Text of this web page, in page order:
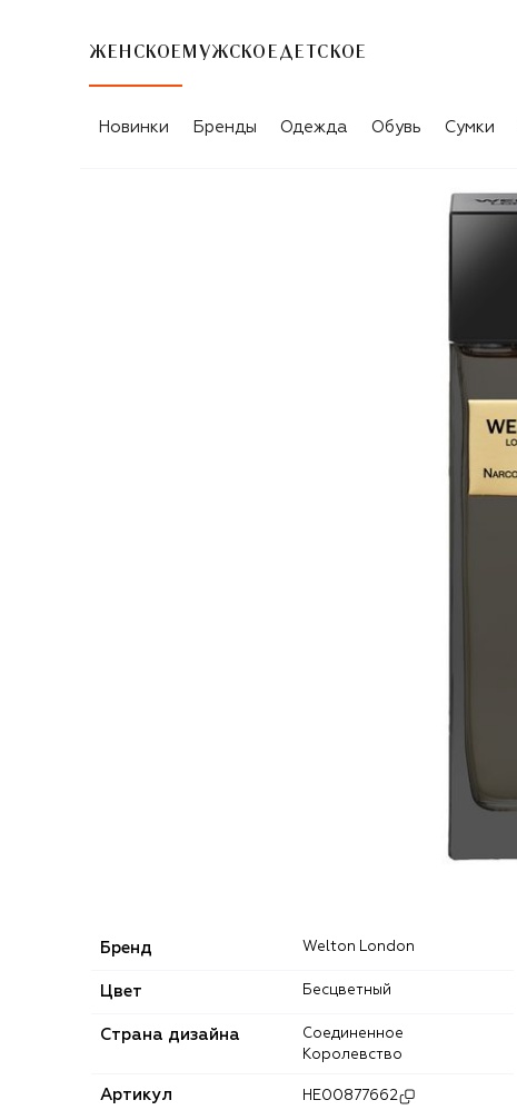
ЖЕНСКОЕ МУЖСКОЕ ДЕТСКОЕ
Новинки Бренды Одежда Обувь Сумки
Бренд Welton London
Цвет Бесцветный
Страна дизайна
Соединенное
Королевство
Артикул HE00877662